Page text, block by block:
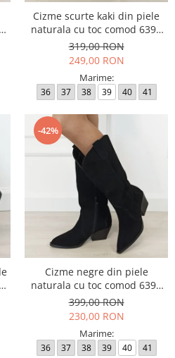
Cizme scurte kaki din piele
naturala cu toc comod 6397
114
319,00 RON
249,00 RON
Marime:
36 37 38 39 40 41
-42%
Cizme negre din piele
naturala cu toc comod 6396
113
399,00 RON
230,00 RON
Marime:
36 37 38 39 40 41